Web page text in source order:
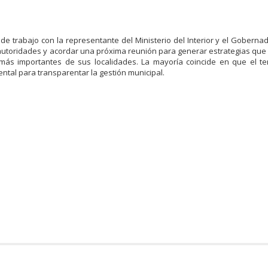
trabajo con la representante del Ministerio del Interior y el
y acordar una próxima reunión para generar estrategias
importantes de sus localidades. La mayoría coincide en que el
para transparentar la gestión municipal.